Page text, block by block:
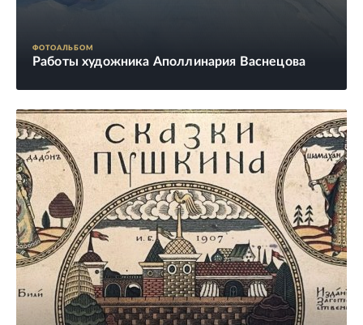
ФОТОАЛЬБОМ
Работы художника Аполлинария Васнецова